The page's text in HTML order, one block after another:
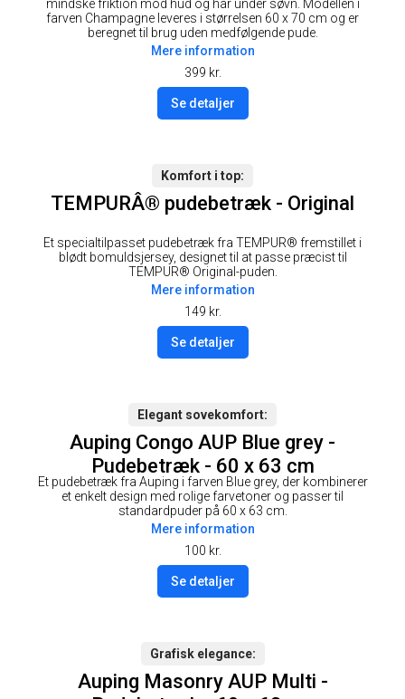
mindske friktion mod hud og hår under søvn. Modellen i
farven Champagne leveres i størrelsen 60 x 70 cm og er
beregnet til brug uden medfølgende pude.
399 kr.
Se detaljer
Mere information
Komfort i top
TEMPURÂ® pudebetræk - Original
Et specialtilpasset pudebetræk fra TEMPUR® fremstillet i
blødt bomuldsjersey, designet til at passe præcist til
TEMPUR® Original-puden.
149 kr.
Se detaljer
Mere information
Elegant sovekomfort
Auping Congo AUP Blue grey -
Pudebetræk - 60 x 63 cm
Et pudebetræk fra Auping i farven Blue grey, der kombinerer
et enkelt design med rolige farvetoner og passer til
standardpuder på 60 x 63 cm.
100 kr.
Se detaljer
Mere information
Grafisk elegance
Auping Masonry AUP Multi -